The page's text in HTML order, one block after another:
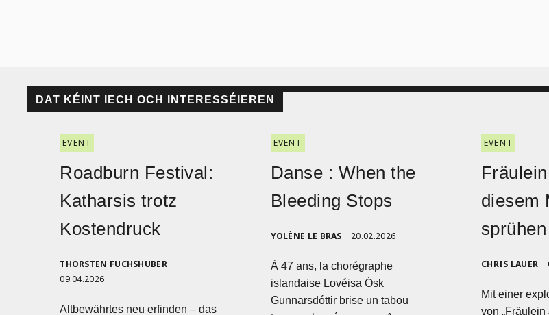
DAT KÉINT IECH OCH INTERESSÉIEREN
EVENT
Roadburn Festival:
Katharsis trotz
Kostendruck
THORSTEN FUCHSHUBER
09.04.2026
Altbewährtes neu erfinden – das
EVENT
Danse : When the
Bleeding Stops
YOLÈNE LE BRAS 20.02.2026
À 47 ans, la chorégraphe
islandaise Lovéisa Ósk
Gunnarsdóttir brise un tabou
EVENT
diesem
CHRIS LAUER
Mit einer
von „Fräulein